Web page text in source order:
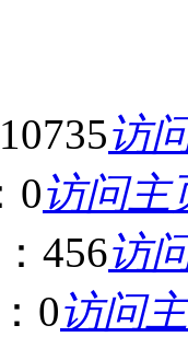
访
0访问主
456访
0访问